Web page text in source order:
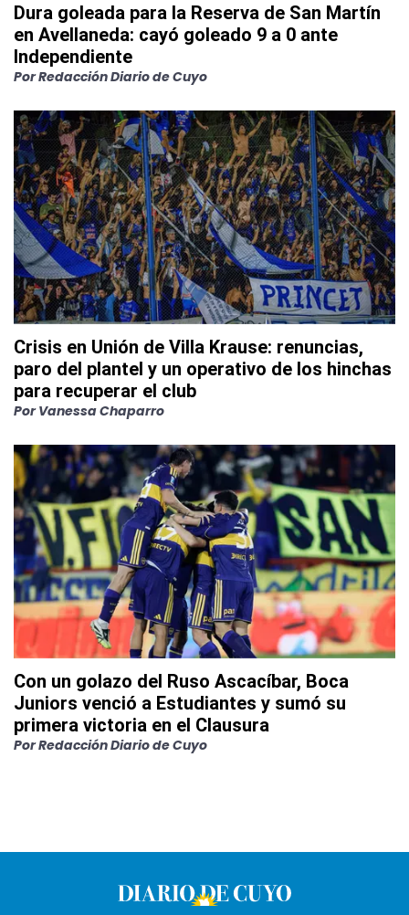
Dura goleada para la Reserva de San Martín
en Avellaneda: cayó goleado 9 a 0 ante
Independiente
PorRedacción Diario de Cuyo
Crisis en Unión de Villa Krause: renuncias,
paro del plantel y un operativo de los hinchas
para recuperar el club
Por Vanessa Chaparro
Con un golazo del Ruso Ascacíbar, Boca
Juniors venció a Estudiantes y sumó su
primera victoria en el Clausura
PorRedacción Diario de Cuyo